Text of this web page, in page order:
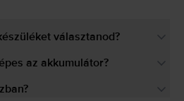
választanod?
az akkumulátor?